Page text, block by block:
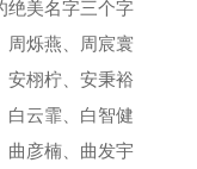
美名字三个字
烁燕、周宸寰
栩柠、安秉裕
云霏、白智健
彦楠、曲发宇